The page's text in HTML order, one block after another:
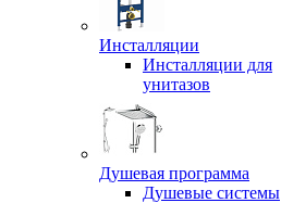
Инсталляции
Инсталляции для
унитазов
Душевая программа
Душевые системы